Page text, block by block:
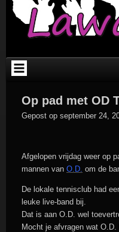
Op pad met OD
Gepost op september 24,
Afgelopen vrijdag weer op
mannen van O.D. om de
De lokale tennisclub had
leuke live-band bij.
Dat is aan O.D. wel
Mocht je afvragen wat